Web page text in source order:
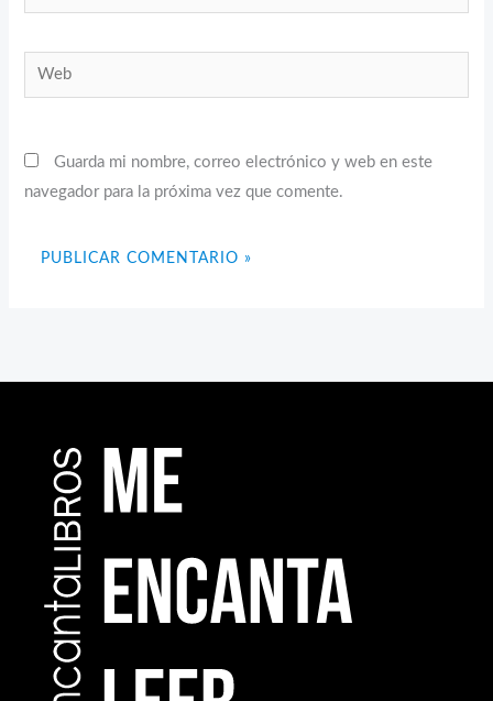
electrónico*
Web
Guarda mi nombre, correo electrónico y web en este
navegador para la próxima vez que comente.